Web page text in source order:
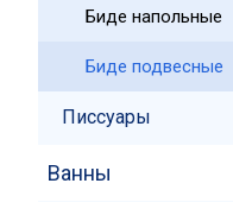
Биде напольные
Биде подвесные
Писсуары
Ванны